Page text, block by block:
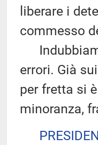
liberare i
commesso
errori. Già
per fretta si
minoranza,